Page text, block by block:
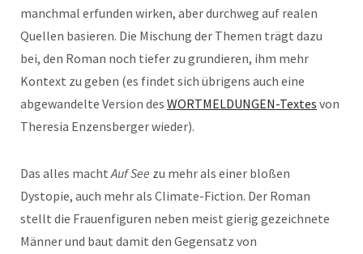
manchmal erfunden wirken, aber durchweg auf realen
Quellen basieren. Die Mischung der Themen trägt dazu
bei, den Roman noch tiefer zu grundieren, ihm mehr
Kontext zu geben (es findet sich übrigens auch eine
abgewandelte Version des WORTMELDUNGEN-Textes von
Theresia Enzensberger wieder).
Das alles machtAuf See zu mehr als einer bloßen
Dystopie, auch mehr als Climate-Fiction. Der Roman
stellt die Frauenfiguren neben meist gierig gezeichnete
Männer und baut damit den Gegensatz von